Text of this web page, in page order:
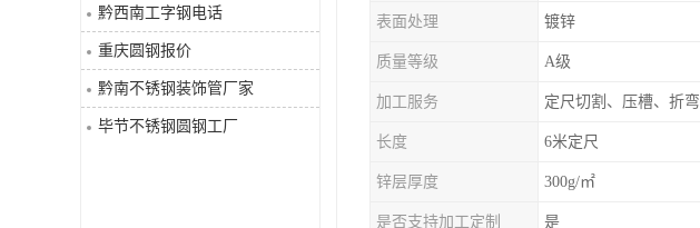
工字钢
H型钢
黔西南工字钢电话
重庆圆钢报价
黔南不锈钢装饰管厂家
毕节不锈钢圆钢工厂
表面处理 镀锌
质量等级 A级
加工服务 定尺切割、压槽、折弯
长度 6米定尺
锌层厚度 300g/㎡
是否支持加工定制 是